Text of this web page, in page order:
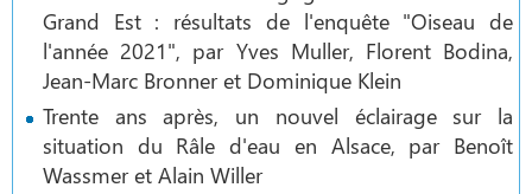
Grand Est : résultats de l'enquête "Oiseau de
l'année 2021", par Yves Muller, Florent Bodina,
Jean-Marc Bronner et Dominique Klein
Trente ans après, un nouvel éclairage sur la
situation du Râle d'eau en Alsace, par Benoît
Wassmer et Alain Willer